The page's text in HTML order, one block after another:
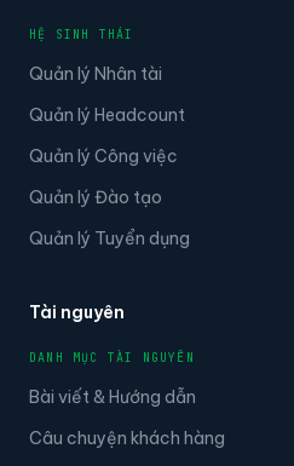
HỆ SINH THÁI
Quản lý Nhân tài
Quản lý Headcount
Quản lý Công việc
Quản lý Đào tạo
Quản lý Tuyển dụng
Tài nguyên
DANH MỤC TÀI NGUYÊN
Bài viết & Hướng dẫn
Câu chuyện khách hàng